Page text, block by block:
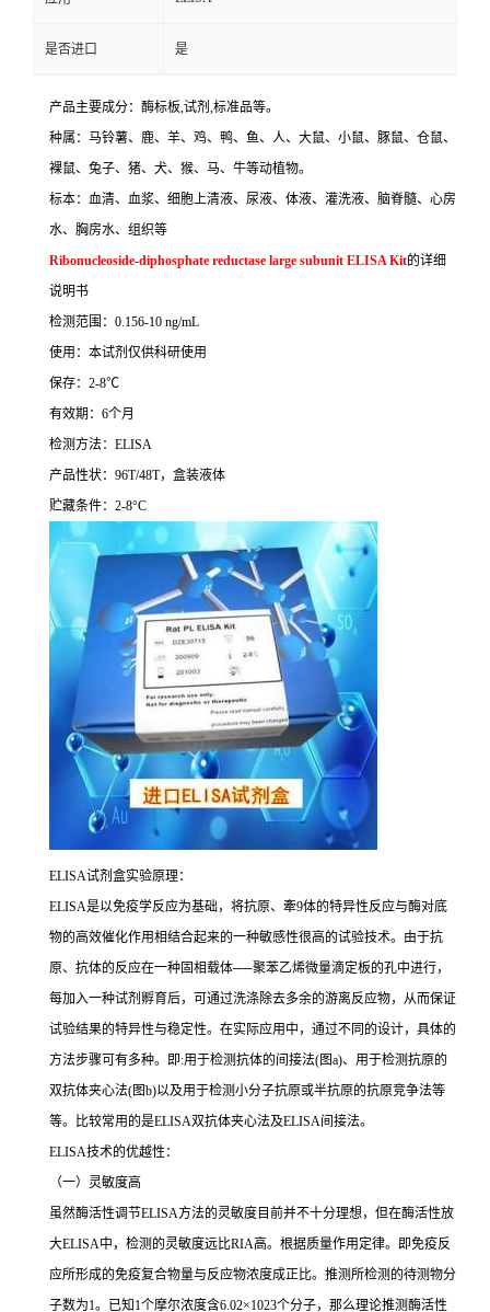
是否进口 是
产品主要成分：酶标板,试剂 ,标准品等。
种属：马铃薯、鹿、羊、鸡、鸭、鱼、人、大鼠、小鼠、豚鼠、仓鼠、
裸鼠、兔子、猪、犬、猴、马、牛等动植物。
标本：血清、血浆、细胞上清液、尿液、体液、灌洗液、脑脊髓、心房
水、胸房水、组织等
Ribonucleoside-diphosphate reductase large subunit ELISA Kit的详细
说明书
检测范围： 0.156-10 ng/mL
使用：本试剂仅供科研使用
保存： 2-8℃
有效期： 6个月
检测方法： ELISA
产品性状： 96T/48T，盒装液体
贮藏条件： 2-8°C
ELISA试剂盒实验原理：
ELISA是以免疫学反应为基础，将抗原、牽9体的特异性反应与酶对底
物的高效催化作用相结合起来的一种敏感性很高的试验技术。由于抗
原、抗体的反应在一种固相载体──聚苯乙烯微量滴定板的孔中进行，
每加入一种试剂孵育后，可通过洗涤除去多余的游离反应物，从而保证
试验结果的特异性与稳定性。在实际应用中，通过不同的设计，具体的
方法步骤可有多种。即:用于检测抗体的间接法(图a)、用于检测抗原的
双抗体夹心法(图b)以及用于检测小分子抗原或半抗原的抗原竞争法等
等。比较常用的是ELISA双抗体夹心法及ELISA间接法。
ELISA技术的优越性：
（一）灵敏度高
虽然酶活性调节ELISA方法的灵敏度目前并不十分理想，但在酶活性放
大ELISA中，检测的灵敏度远比RIA高。根据质量作用定律。即免疫反
应所形成的免疫复合物量与反应物浓度成正比。推测所检测的待测物分
子数为1。已知 1个摩尔浓度含6.02×1023个分子，那么理论推测酶活性